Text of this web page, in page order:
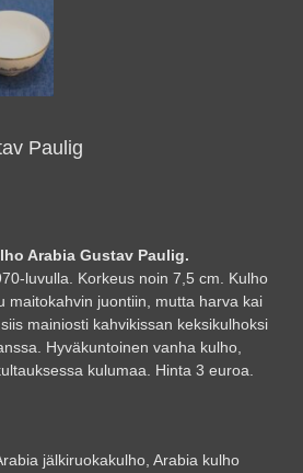
Paulig
Arabia Gustav Paulig.
luvulla. Korkeus noin 7,5 cm. Kulho
maitokahvin juontiin, mutta harva kai
mainiosti kahvikissan keksikulhoksi
Hyväkuntoinen vanha kulho,
kulumaa. Hinta 3 euroa.
jälkiruokakulho, Arabia kulho